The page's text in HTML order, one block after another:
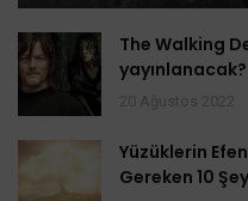
The Walking
yayınlanacak?
Yüzüklerin
Gereken 10 Şey